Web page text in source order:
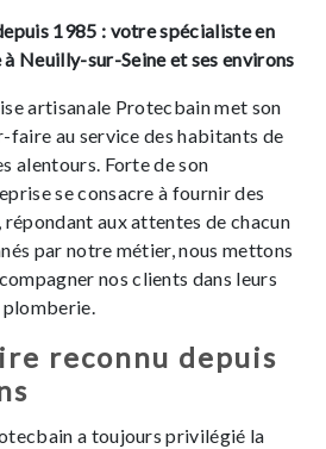
1985 : votre spécialiste en
Neuilly-sur-Seine et ses environs
artisanale Protecbain met son
faire au service des habitants de
alentours. Forte de son
se consacre à fournir des
aux attentes de chacun
par notre métier, nous mettons
nos clients dans leurs
plomberie.
reconnu depuis
a toujours privilégié la